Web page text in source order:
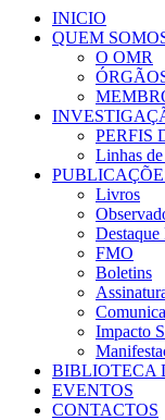
INICIO
QUEM
O OMR
PERFIS
Linhas
Livros
Destaque
FMO
Boletins
Impacto
BIBLIOTECA
EVENTOS
CONTACTOS